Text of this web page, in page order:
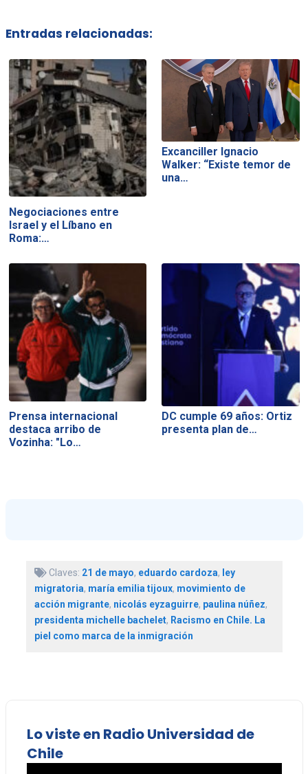
Entradas relacionadas:
Negociaciones entre
Israel y el Líbano en
Roma:…
Excanciller Ignacio
Walker: “Existe temor de
una…
Prensa internacional
destaca arribo de
Vozinha: "Lo…
DC cumple 69 años: Ortiz
presenta plan de…
Claves: 21 de mayo, eduardo cardoza, ley
migratoria, maría emilia tijoux, movimiento de
acción migrante, nicolás eyzaguirre, paulina núñez,
presidenta michelle bachelet, Racismo en Chile. La
piel como marca de la inmigración
Lo viste en Radio Universidad de
Chile